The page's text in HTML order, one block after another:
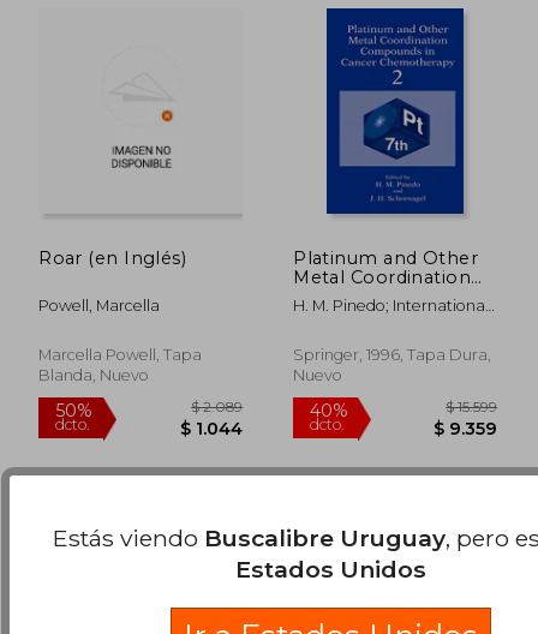
dcto. $
Roar (en Inglés)
Powell, Marcella
Marcella Powell, Tapa
Blanda, Nuevo
Platinum and Other
Metal Coordination
Compounds in
Cancer
Inglés)
H. M. Pinedo; International
And
Springer, 1996, Tapa Dura,
Nuevo
Estás viendo Buscalibre Uruguay, pero
Estados Unidos